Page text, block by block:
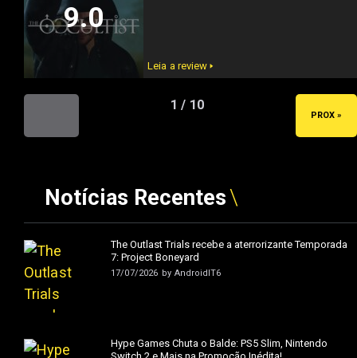
9.0
Leia a review 🢒
1 / 10
PROX »
Notícias Recentes
The Outlast Trials recebe a aterrorizante Temporada
7: Project Boneyard
17/07/2026 by AndroidIT6
Hype Games Chuta o Balde: PS5 Slim, Nintendo